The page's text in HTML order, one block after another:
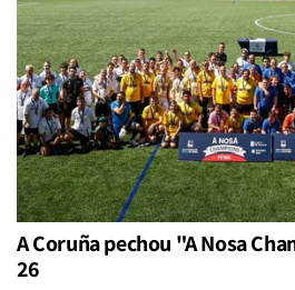
A Coruña pechou "A Nosa
26